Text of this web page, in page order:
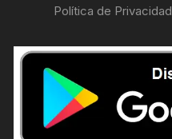
Política de Privacidad